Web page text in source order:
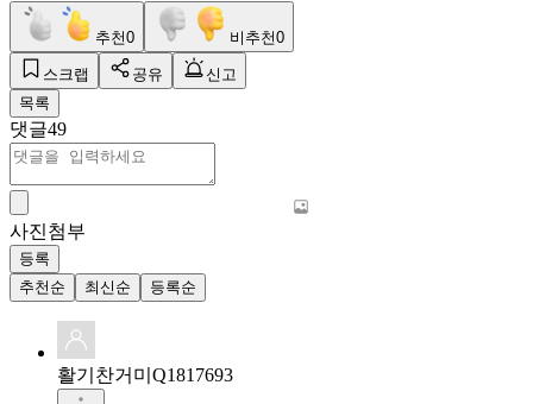
추천0 비추천0
스크랩 공유
신고
목록
댓글49
사진첨부
등록
추천순
최신순 등록순
활기찬거미Q1817693